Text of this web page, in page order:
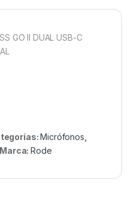
GO II DUAL USB-C
Micrófonos
Marca:Rode